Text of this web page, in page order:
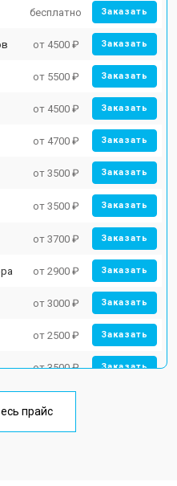
бесплатно Заказать
от 4500 ₽ Заказать
от 5500 ₽ Заказать
от 4500 ₽ Заказать
от 4700 ₽ Заказать
от 3500 ₽ Заказать
от 3500 ₽ Заказать
от 3700 ₽ Заказать
от 2900 ₽ Заказать
от 3000 ₽ Заказать
от 2500 ₽ Заказать
от 3500 ₽ Заказать
от 2400 ₽
прайс